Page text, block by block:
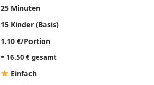
25 Minuten
15 Kinder (Basis)
1.10 €/Portion
= 16.50 € gesamt
Einfach